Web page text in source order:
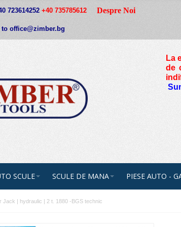
723614252 +40 735785612
office@zimber.bg
Despre Noi
La
de
SCULE SCULE DE MANA PIESE AUTO -
Jack | hydraulic | 2 t. 1880 -BGS technic